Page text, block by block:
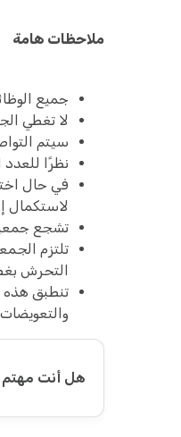
ملاحظات هامة
جميع
لا تغطي
سيتم
نظرًا
في حال
لاستكمال
تشجع
تلتزم
التحرش
تنطبق هذه
هل أنت